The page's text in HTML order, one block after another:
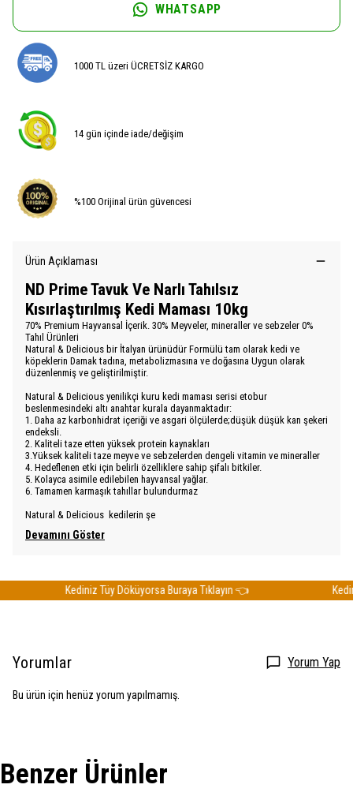
WHATSAPP
1000 TL üzeri ÜCRETSİZ KARGO
14 gün içinde iade/değişim
%100 Orijinal ürün güvencesi
Ürün Açıklaması
ND Prime Tavuk Ve Narlı Tahılsız
Kısırlaştırılmış Kedi Maması 10kg
70% Premium Hayvansal İçerik. 30% Meyveler, mineraller ve sebzeler 0%
Tahıl Ürünleri
Natural & Delicious bir İtalyan ürünüdür Formülü tam olarak kedi ve
köpeklerin Damak tadına, metabolizmasına ve doğasına Uygun olarak
düzenlenmiş ve geliştirilmiştir.
Natural & Delicious yenilikçi kuru kedi maması serisi etobur
beslenmesindeki altı anahtar kurala dayanmaktadır:
1. Daha az karbonhidrat içeriği ve asgari ölçülerde;düşük düşük kan şekeri
endeksli.
2. Kaliteli taze etten yüksek protein kaynakları
3.Yüksek kaliteli taze meyve ve sebzelerden dengeli vitamin ve mineraller
4. Hedeflenen etki için belirli özelliklere sahip şifalı bitkiler.
5. Kolayca asimile edilebilen hayvansal yağlar.
6. Tamamen karmaşık tahıllar bulundurmaz
Natural & Delicious kedilerin şe
Devamını Göster
Kediniz Tüy Döküyorsa Buraya Tıklayın 👈
Yorumlar Yorum Yap
Bu ürün için henüz yorum yapılmamış.
Benzer Ürünler